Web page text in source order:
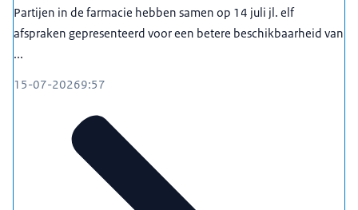
Partijen in de farmacie hebben samen op 14 juli jl. elf
afspraken gepresenteerd voor een betere beschikbaarheid van
...
15-07-20269:57